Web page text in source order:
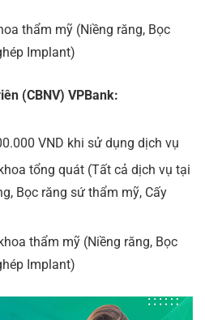
thẩm mỹ (Niềng răng, Bọc
Implant)
(CBNV) VPBank:
VND khi sử dụng dịch vụ
tổng quát (Tất cả dịch vụ tại
Bọc răng sứ thẩm mỹ, Cấy
thẩm mỹ (Niềng răng, Bọc
Implant)